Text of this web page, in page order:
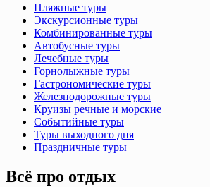
Пляжные туры
Экскурсионные туры
Комбинированные туры
Автобусные туры
Лечебные туры
Горнолыжные туры
Гастрономические туры
Железнодорожные туры
Круизы речные и морские
Событийные туры
Туры выходного дня
Праздничные туры
Всё про отдых